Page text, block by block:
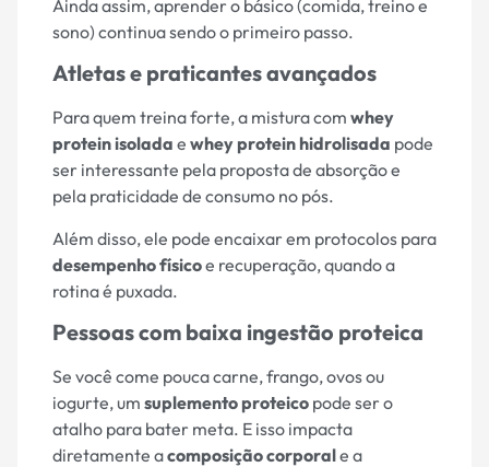
Ainda assim, aprender o básico (comida, treino e
sono) continua sendo o primeiro passo.
Atletas e praticantes avançados
Para quem treina forte, a mistura com whey
protein isolada e whey protein hidrolisada pode
ser interessante pela proposta de absorção e
pela praticidade de consumo no pós.
Além disso, ele pode encaixar em protocolos para
desempenho físicoe recuperação, quando a
rotina é puxada.
Pessoas com baixa ingestão proteica
Se você come pouca carne, frango, ovos ou
iogurte, um suplemento proteico pode ser o
atalho para bater meta. E isso impacta
diretamente acomposição corporale a